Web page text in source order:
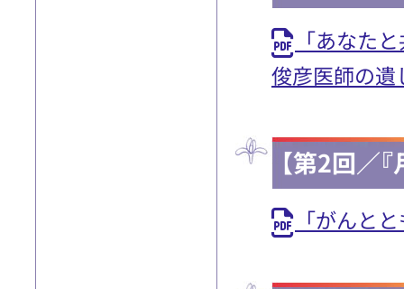
「あなた
俊彦医師の
【第2回／
「がんと